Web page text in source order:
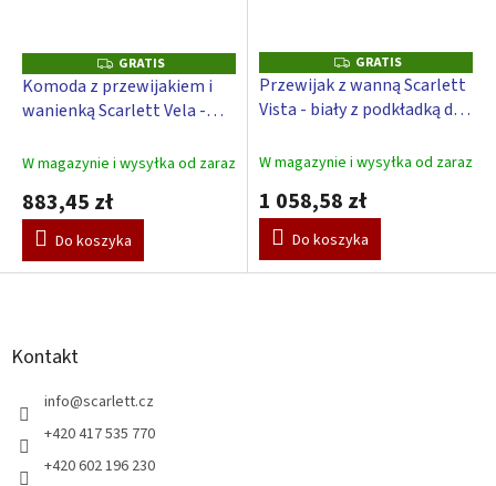
G
R
A
T
GRATIS
Komoda z przewijakiem i
wanienką Scarlett Vela -
W magazynie i wysyłka od zaraz
883,45 zł
Do koszyka
G
R
A
T
GRATIS
Przewijak z wanną Scarlett
Vista - biały z podkładką do
W magazynie i wysyłka od zaraz
1 058,58 zł
Do koszyka
S
Kontakt
info@scarlett.cz
+420 417 535 770
+420 602 196 230